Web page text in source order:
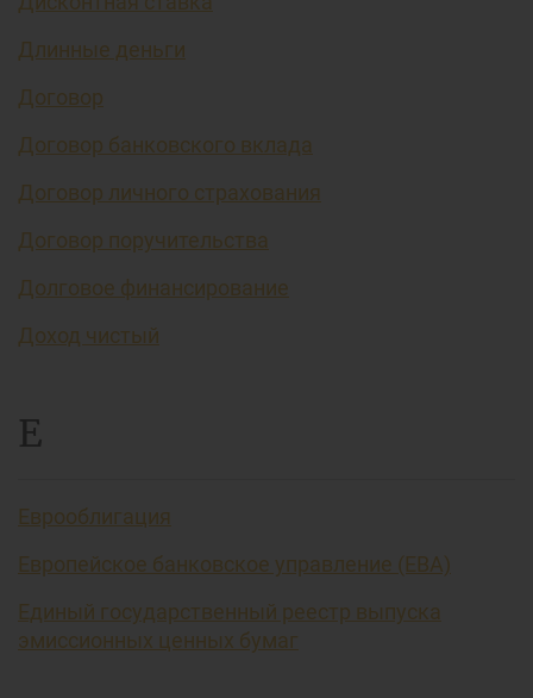
Длинные деньги
Договор
Договор банковского вклада
Договор личного страхования
Договор поручительства
Долговое финансирование
Доход чистый
Е
Еврооблигация
Европейское банковское управление (EBA)
Единый государственный реестр выпуска
эмиссионных ценных бумаг